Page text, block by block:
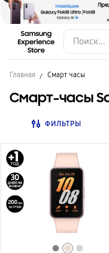
Главная Смарт часы
Смарт-часы
ФИЛЬТРЫ